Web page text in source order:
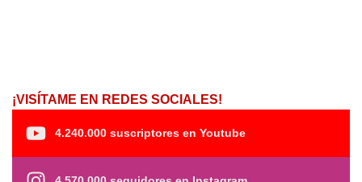
¡VISÍTAME EN REDES SOCIALES!
4.240.000 suscriptores en Youtube